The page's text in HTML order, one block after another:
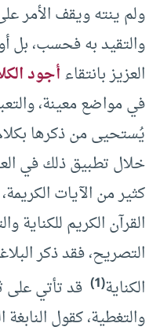
ولم ينته ويقف الأمر
والتقيد به فحسب، بل
العزيز بانتقاءأجود
في مواضع معينة،
يُستحيى من ذكرها
خلال تطبيق ذلك في
كثير من الآيات
القرآن الكريم للكناية
التصريح، فقد ذكر
الكناية(1)
قد تأتي على
والتغطية، كقول